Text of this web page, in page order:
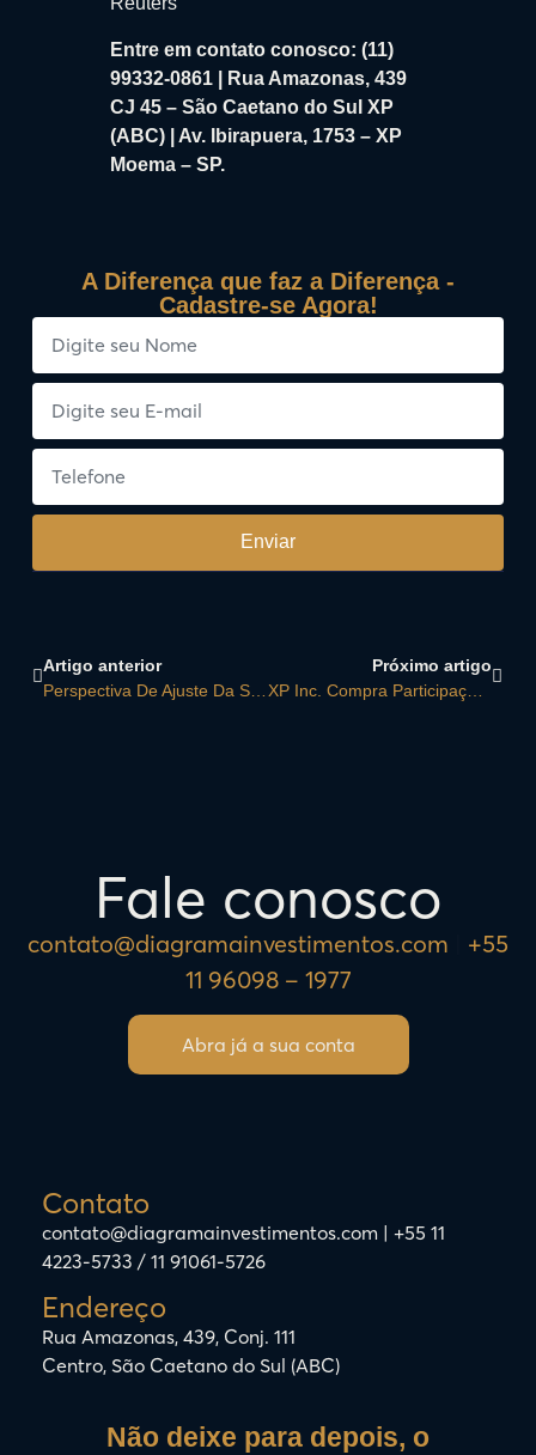
Entre em contato conosco: (11)
99332-0861 | Rua Amazonas, 439
CJ 45 – São Caetano do Sul XP
(ABC) | Av. Ibirapuera, 1753 – XP
Moema – SP.
A Diferença que faz a Diferença -
Cadastre-se Agora!
Enviar
Artigo anterior
Perspectiva De Ajuste Da Selic Segue Mesmo Com PIB Acima Do Esperado, Diz ABC Brasil
Próximo artigo
XP Inc. Compra Participação Na Gestora Giant Steps, Especializada Em Fundos Quantitativos
Fale conosco
contato@diagramainvestimentos.com
+55
11 96098 – 1977
Abra já a sua conta
Contato
contato@diagramainvestimentos.com | +55 11
4223-5733 / 11 91061-5726
Endereço
Rua Amazonas, 439, Conj. 111
Centro, São Caetano do Sul (ABC)
Não deixe para depois, o